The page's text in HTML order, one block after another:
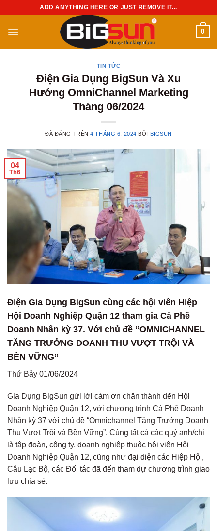
nội
ADD ANYTHING HERE OR JUST REMOVE IT...
0
TIN TỨC
Điện Gia Dụng BigSun Và Xu
Hướng OmniChannel Marketing
Tháng 06/2024
ĐÃ ĐĂNG TRÊN4 THÁNG 6, 2024 BỞI BIGSUN
04
Th6
Điện Gia Dụng BigSun cùng các hội viên Hiệp
Hội Doanh Nghiệp Quận 12 tham gia Cà Phê
Doanh Nhân kỳ 37. Với chủ đề “OMNICHANNEL
TĂNG TRƯỞNG DOANH THU VƯỢT TRỘI VÀ
BỀN VỮNG”
Thứ Bảy 01/06/2024
Gia Dụng BigSun gửi lời cảm ơn chân thành đến Hội
Doanh Nghiệp Quận 12, với chương trình Cà Phê Doanh
Nhân kỳ 37 với chủ đề “Omnichannel Tăng Trưởng Doanh
Thu Vượt Trội và Bền Vững”. Cùng tất cả các quý anh/chị
là tập đoàn, công ty, doanh nghiệp thuộc hội viên Hội
Doanh Nghiệp Quận 12, cũng như đại diện các Hiệp Hội,
Câu Lạc Bộ, các Đối tác đã đến tham dự chương trình giao
lưu chia sẻ.